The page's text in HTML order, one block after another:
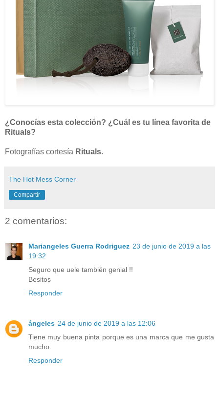
¿Conocías esta colección? ¿Cuál es tu línea favorita de
Rituals?
Fotografías cortesía Rituals.
The Hot Mess Corner
Compartir
2 comentarios:
Mariangeles Guerra Rodriguez 23 de junio de 2019 a las
19:32
Seguro que uele también genial !!
Besitos
Responder
ángeles 24 de junio de 2019 a las 12:06
Tiene muy buena pinta porque es una marca que me gusta
mucho.
Responder